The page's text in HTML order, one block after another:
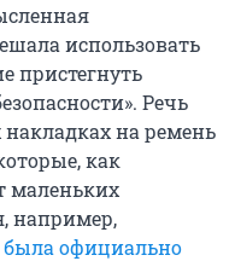
использовать
пристегнуть
Речь
накладках на ремень
как
маленьких
например,
была официально